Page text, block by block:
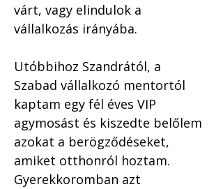
várt, vagy elindulok a
vállalkozás irányába.
Utóbbihoz Szandrától, a
Szabad vállalkozó mentortól
kaptam egy fél éves VIP
agymosást és kiszedte belőlem
azokat a berögződéseket,
amiket otthonról hoztam.
Gyerekkoromban azt